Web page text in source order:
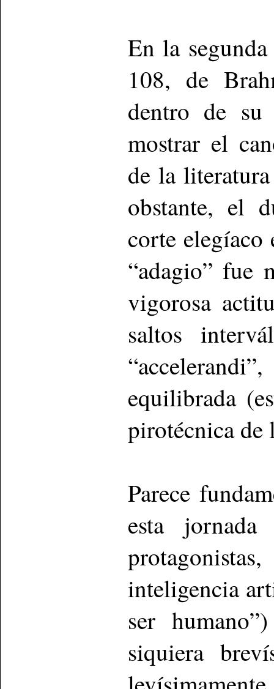
En la
108, de
dentro de su
mostrar el
de la
obstante, el
corte
“adagio” fue
vigorosa
saltos
equilibrada
pirotécnica de
Parece
esta
inteligencia
ser
siquiera